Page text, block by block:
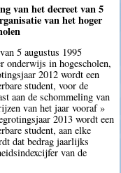
van het decreet van 5
van het hoger
5 augustus 1995
onderwijs in hogescholen,
2012 wordt een
student, voor de
aan de schommeling van
van het jaar vooraf »
2013 wordt een
student, aan elke
dat bedrag jaarlijks
van de